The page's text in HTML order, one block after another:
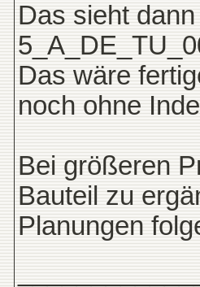
Das sieht
Das wäre
noch ohne
Bei größeren
Bauteil zu
Planungen